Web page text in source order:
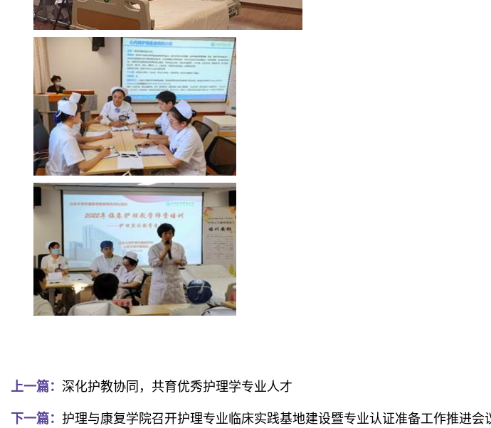
上一篇： 深化护教协同，共育优秀护理学专业人才
下一篇： 护理与康复学院召开护理专业临床实践基地建设暨专业认证准备工作推进会